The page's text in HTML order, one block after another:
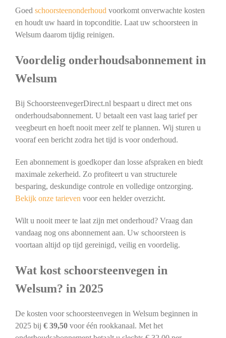
Goed schoorsteenonderhoud voorkomt onverwachte kosten
en houdt uw haard in topconditie. Laat uw schoorsteen in
Welsum daarom tijdig reinigen.
Voordelig onderhoudsabonnement in
Welsum
Bij SchoorsteenvegerDirect.nl bespaart u direct met ons
onderhoudsabonnement. U betaalt een vast laag tarief per
veegbeurt en hoeft nooit meer zelf te plannen. Wij sturen u
vooraf een bericht zodra het tijd is voor onderhoud.
Een abonnement is goedkoper dan losse afspraken en biedt
maximale zekerheid. Zo profiteert u van structurele
besparing, deskundige controle en volledige ontzorging.
Bekijk onze tarieven voor een helder overzicht.
Wilt u nooit meer te laat zijn met onderhoud? Vraag dan
vandaag nog ons abonnement aan. Uw schoorsteen is
voortaan altijd op tijd gereinigd, veilig en voordelig.
Wat kost schoorsteenvegen in
Welsum? in 2025
De kosten voor schoorsteenvegen in Welsum beginnen in
2025 bij € 39,50voor één rookkanaal. Met het